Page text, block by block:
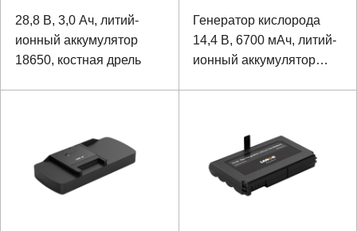
28,8 В, 3,0 Ач, литий-
ионный аккумулятор
18650, костная дрель
Генератор кислорода
14,4 В, 6700 мАч, литий-
ионный аккумулятор